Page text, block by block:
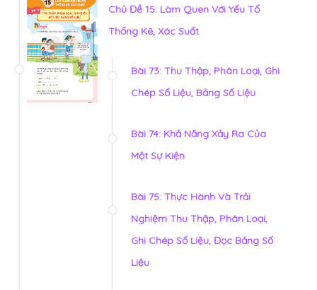
Chủ Đề 15: Làm Quen Với Yếu Tố
Thống Kê, Xác Suất
Bài 73: Thu Thập, Phân Loại, Ghi
Chép Số Liệu, Bảng Số Liệu
Bài 74: Khả Năng Xảy Ra Của
Một Sự Kiện
Bài 75: Thực Hành Và Trải
Nghiệm Thu Thập, Phân Loại,
Ghi Chép Số Liệu, Đọc Bảng Số
Liệu